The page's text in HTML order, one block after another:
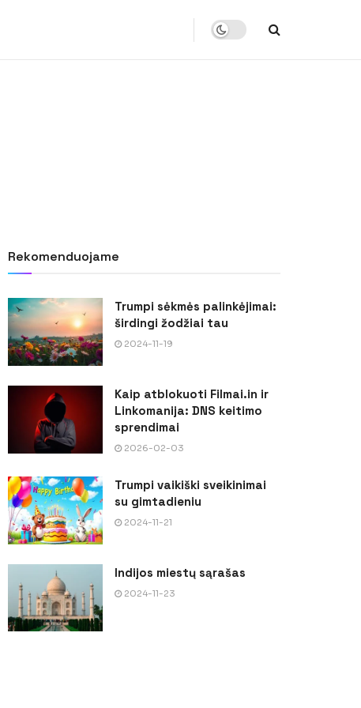
Rekomenduojame
Trumpi sėkmės palinkėjimai:
širdingi žodžiai tau
2024-11-19
Kaip atblokuoti Filmai.in ir
Linkomanija: DNS keitimo
sprendimai
2026-02-03
Trumpi vaikiški sveikinimai
su gimtadieniu
2024-11-21
Indijos miestų sąrašas
2024-11-23